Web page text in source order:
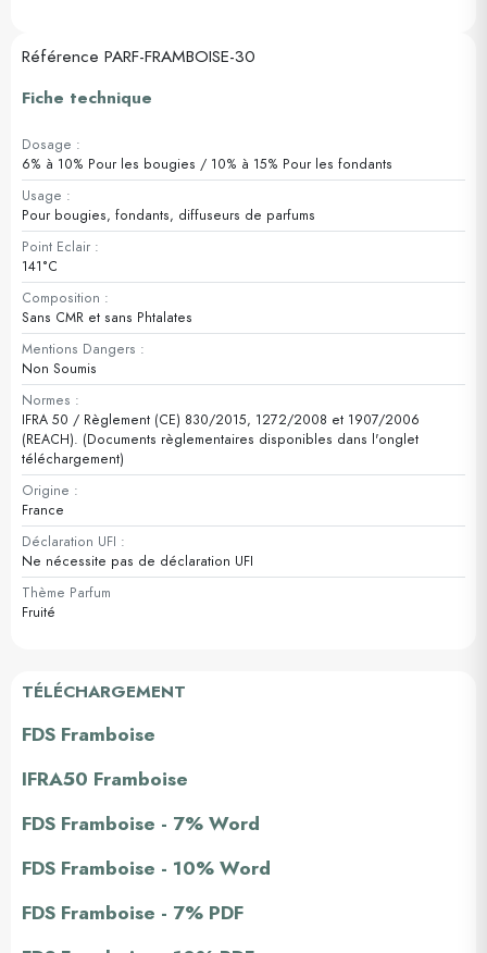
Référence PARF-FRAMBOISE-30
Fiche technique
Dosage :
6% à 10% Pour les bougies / 10% à 15% Pour les fondants
Usage :
Pour bougies, fondants, diffuseurs de parfums
Point Eclair :
141°C
Composition :
Sans CMR et sans Phtalates
Mentions Dangers :
Non Soumis
Normes :
IFRA 50 / Règlement (CE) 830/2015, 1272/2008 et 1907/2006
(REACH). (Documents règlementaires disponibles dans l'onglet
téléchargement)
Origine :
France
Déclaration UFI :
Ne nécessite pas de déclaration UFI
Thème Parfum
Fruité
TÉLÉCHARGEMENT
FDS Framboise
IFRA50 Framboise
FDS Framboise - 7% Word
FDS Framboise - 10% Word
FDS Framboise - 7% PDF